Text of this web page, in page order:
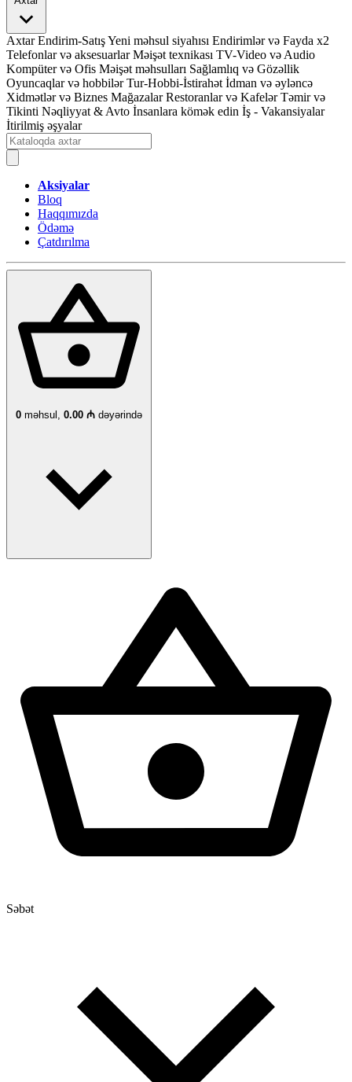
Axtar Endirim-SatışYeni məhsul siyahısı Endirimlər və Fayda x2
Telefonlar və aksesuarlar Məişət texnikası TV-Video və Audio
Kompüter və Ofis Məişət məhsulları Sağlamlıq və Gözəllik
Oyuncaqlar və hobbilər Tur-Hobbi-İstirahət İdman və əyləncə
Xidmətlər və Biznes Mağazalar Restoranlar və Kafelər Təmir və
Tikinti Nəqliyyat & Avto İnsanlara kömək edin İş - Vakansiyalar
İtirilmiş əşyalar
Aksiyalar
Bloq
Haqqımızda
Ödəmə
Çatdırılma
0 məhsul, 0.00 ₼ dəyərində
Səbət